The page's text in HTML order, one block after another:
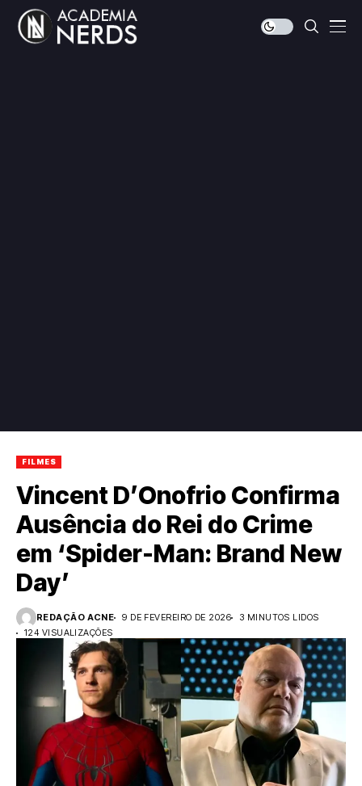
FILMES
Vincent D’Onofrio Confirma
Ausência do Rei do Crime
em ‘Spider-Man: Brand New
Day’
REDAÇÃO ACNE 9 DE FEVEREIRO DE 2026
3 MINUTOS LIDOS
124 VISUALIZAÇÕES